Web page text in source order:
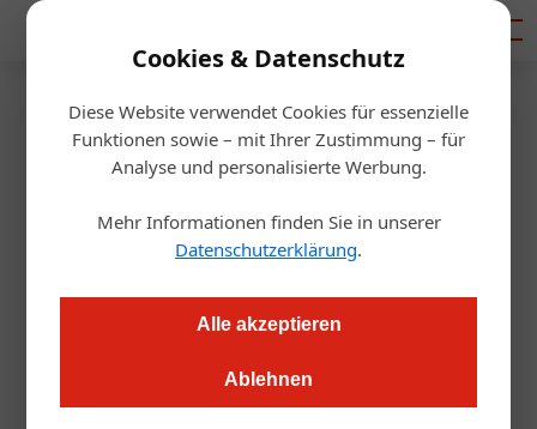
Cookies & Datenschutz
Diese Website verwendet Cookies für essenzielle
Funktionen sowie – mit Ihrer Zustimmung – für
Analyse und personalisierte Werbung.
Mehr Informationen finden Sie in unserer
Datenschutzerklärung.
Alle akzeptieren
Ablehnen
Startseite/Gastro & Hotel
Schlumberger verkauf Freihof
Redaktion.OEGZ 10.07.2007, 16:36 Uhr
Rückwirkend zum 31.3.2007 hat die Hämmerle
Gebhard Hämmerle) die Anteile der Schlumberger Wein- und
Sektkellerei GmbH, Wien, an der Freihof Destillerie Lustenau